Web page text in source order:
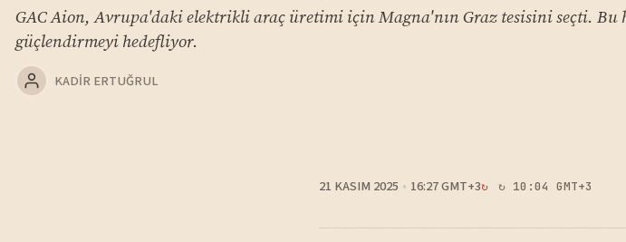
GAC Aion, Avrupa'daki elektrikli araç üretimi için Magna'nın Graz tesisini seçti.
güçlendirmeyi hedefliyor.
KADIR ERTUĞRUL
21 KASIM 2025 16:27 GMT+3 ↻ 10:04 GMT+3